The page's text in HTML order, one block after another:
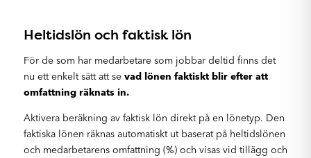
Heltidslön och faktisk lön
För de som har medarbetare som jobbar deltid finns det
nu ett enkelt sätt att se vad lönen faktiskt blir efter att
omfattning räknats in.
Aktivera beräkning av faktisk lön direkt på en lönetyp. Den
faktiska lönen räknas automatiskt ut baserat på heltidslönen
och medarbetarens omfattning (%) och visas vid tillägg och